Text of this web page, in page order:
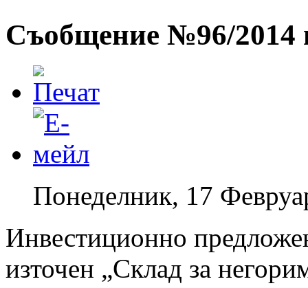
Съобщение №96/2014
Понеделник, 17
Инвестиционно
източен „Склад за